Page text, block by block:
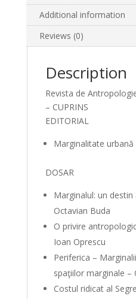
Additional information
Reviews (0)
Description
Revista de
– CUPRINS
EDITORIAL
Marginalitate urbană
DOSAR
Marginalul: un
Octavian Buda
O privire
Ioan Oprescu
Periferica –
spaţiilor marginale –
Costul ridicat al